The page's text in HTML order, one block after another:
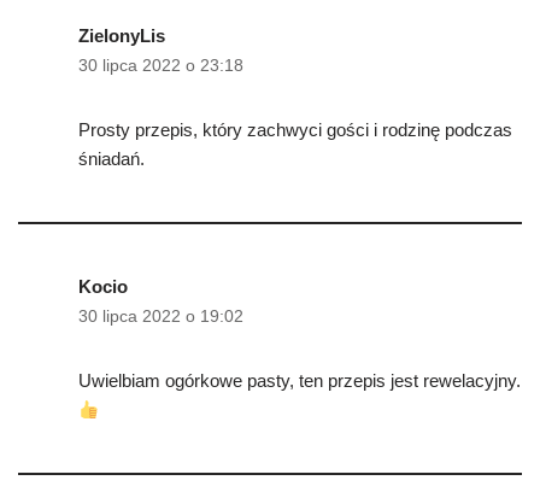
ZielonyLis
30 lipca 2022 o 23:18
Prosty przepis, który zachwyci gości i rodzinę podczas
śniadań.
Kocio
30 lipca 2022 o 19:02
Uwielbiam ogórkowe pasty, ten przepis jest rewelacyjny.